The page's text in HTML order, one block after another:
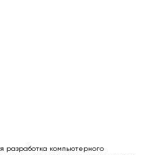
разработка компьютерного